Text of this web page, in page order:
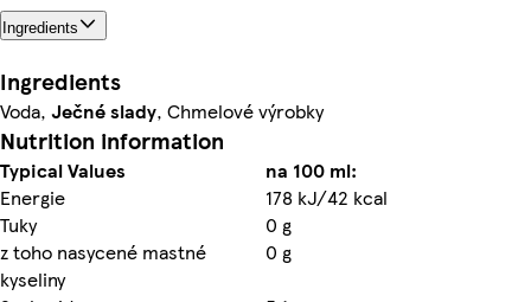
Ingredients
Ingredients
Voda, Ječnéslady, Chmelové výrobky
Nutrition information
Typical Values
na 100 ml:
Energie
178 kJ/42 kcal
Tuky
0 g
z toho nasycené mastné
kyseliny
0 g